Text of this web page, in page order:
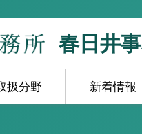
春日井
扱分野 新着情報